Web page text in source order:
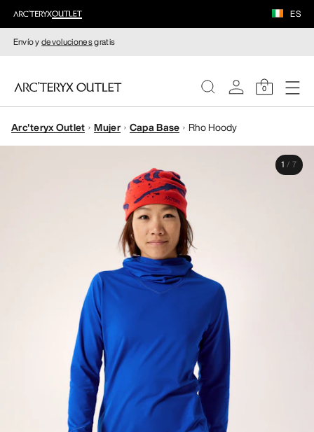
ES
Envío ydevolucionesgratis
0
MUJERE
Arc'teryx Outlet Mujer Capa Base Rho Hoody
1 / 7